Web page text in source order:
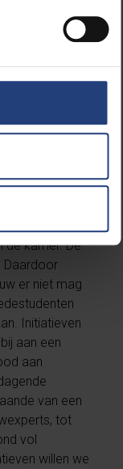
over het
onze
deze
collega’s en
Uit
dan ook dat
de kamer. De
Daardoor
er niet mag
Initiatieven
aan een
aan
van een
tot
vol
willen we